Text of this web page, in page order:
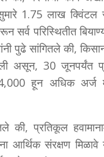
1.75 लाख क्विंटल
परिस्थितीत
पुढे सांगितले की,
असून, 30 जूनपर्यंत
हून अधिक
की, प्रतिकूल
आर्थिक संरक्षण मिळावे